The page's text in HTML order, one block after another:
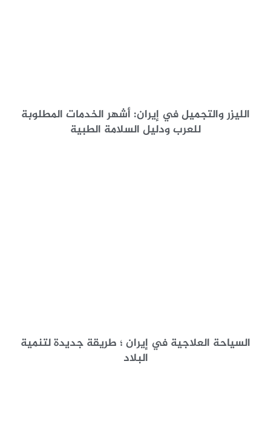
الليزر والتجميل في إيران: أشهر الخدمات المطلوبة
للعرب ودليل السلامة الطبية
السياحة العلاجية في إيران ؛ طريقة جديدة لتنمية
البلاد